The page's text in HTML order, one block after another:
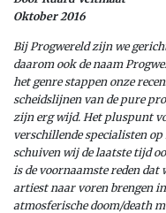
Oktober 2016
Bij Progwereld zijn we
daarom ook de naam
het genre stappen onze
scheidslijnen van de pure
zijn erg wijd. Het pluspunt
verschillende specialisten
schuiven wij de laatste tijd
is de voornaamste reden dat
artiest naar voren brengen
atmosferische doom/death